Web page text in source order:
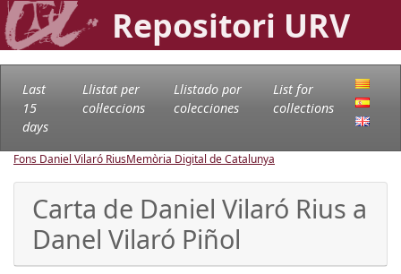
Repositori URV
Last
15
days
Llistat per
col·leccions
Llistado por
colecciones
List for
collections
Fons Daniel Vilaró RiusMemòria Digital de Catalunya
Carta de Daniel Vilaró Rius a
Danel Vilaró Piñol